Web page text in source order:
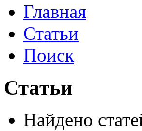
Главная
Статьи
Поиск
Статьи
Найдено